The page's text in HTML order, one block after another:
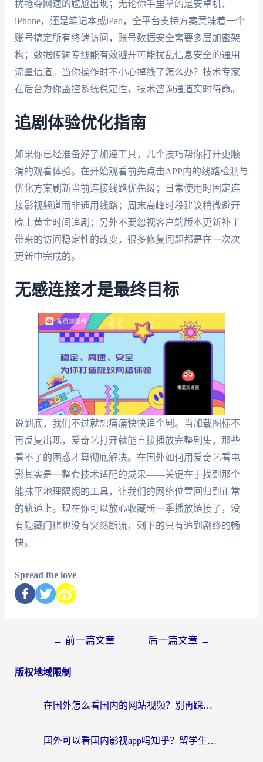
扰抢夺网速的尴尬出现；无论你手里拿的是安卓机、
iPhone，还是笔记本或iPad，全平台支持方案意味着一个
账号搞定所有终端访问，账号数据安全需要多层加密架
构；数据传输专线能有效避开可能扰乱信息安全的通用
流量信道。当你操作时不小心掉线了怎么办？技术专家
在后台为你监控系统稳定性，技术咨询通道实时待命。
追剧体验优化指南
如果你已经准备好了加速工具，几个技巧帮你打开更顺
滑的观看体验。在开始观看前先点击APP内的线路检测与
优化方案刷新当前连接线路优先级；日常使用时固定连
接影视频道而非通用线路；周末高峰时段建议稍微避开
晚上黄金时间追剧；另外不要忽视客户端版本更新补丁
带来的访问稳定性的改变，很多修复问题都是在一次次
更新中完成的。
无感连接才是最终目标
说到底，我们不过就想痛痛快快追个剧。当加载图标不
再反复出现，爱奇艺打开就能直接播放完整剧集，那些
看不了的困惑才算彻底解决。在国外如何用爱奇艺看电
影其实是一整套技术适配的成果——关键在于找到那个
能抹平地理隔阂的工具，让我们的网络位置回归到正常
的轨道上。现在你可以放心收藏新一季播放链接了，没
有隐藏门槛也没有突然断流，剩下的只有追到剧终的畅
快。
Spread the love
← 前一篇文章 后一篇文章 →
版权地域限制
在国外怎么看国内的网站视频？别再踩坑！选对加速器秒回国内冲浪
国外可以看国内影视app吗知乎？留学生亲测有效的回国加速方案